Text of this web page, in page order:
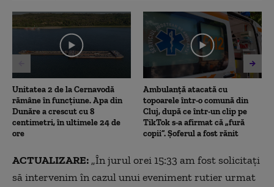
25
seconds
Unitatea 2 de la Cernavodă
rămâne în funcțiune. Apa din
Dunăre a crescut cu 8
centimetri, în ultimele 24 de
ore
Ambulanţă atacată cu
topoarele într-o comună din
Cluj, după ce într-un clip pe
TikTok s-a afirmat că „fură
copii”. Șoferul a fost rănit
ACTUALIZARE:„În jurul orei 15:33 am fost solicitaţi
să intervenim în cazul unui eveniment rutier urmat